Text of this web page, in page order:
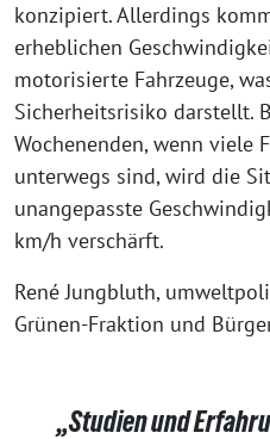
konzipiert. Allerdings
erheblichen
motorisierte Fahrzeuge,
Sicherheitsrisiko darstellt.
Wochenenden, wenn viele
unterwegs sind, wird die
unangepasste
km/h verschärft.
René Jungbluth,
Grünen-Fraktion und
„Studien und